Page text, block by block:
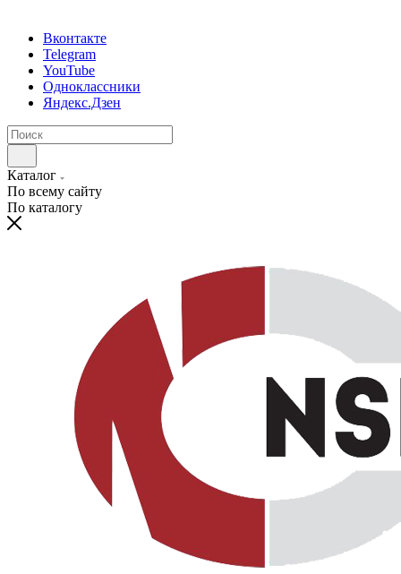
Вконтакте
Telegram
YouTube
Одноклассники
Яндекс.Дзен
Каталог
По всему сайту
По каталогу